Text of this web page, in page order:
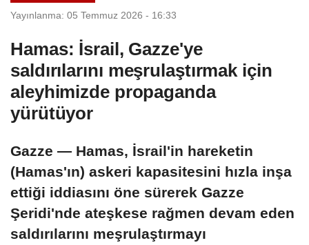
Yayınlanma: 05 Temmuz 2026 - 16:33
Hamas: İsrail, Gazze'ye
saldırılarını meşrulaştırmak için
aleyhimizde propaganda
yürütüyor
Gazze — Hamas, İsrail'in hareketin
(Hamas'ın) askeri kapasitesini hızla inşa
ettiği iddiasını öne sürerek Gazze
Şeridi'nde ateşkese rağmen devam eden
saldırılarını meşrulaştırmayı